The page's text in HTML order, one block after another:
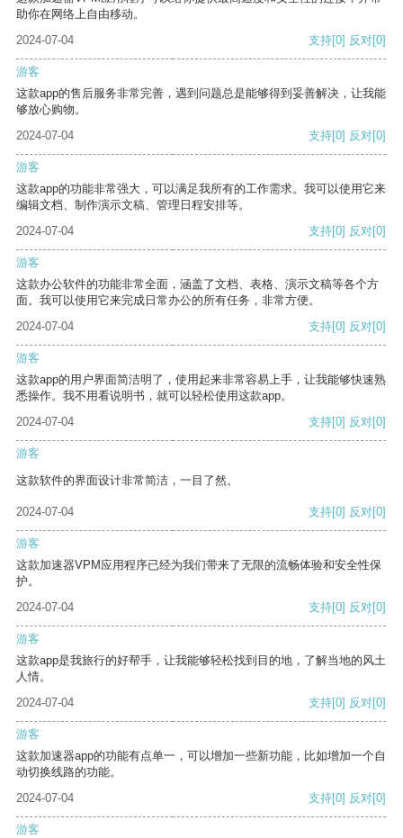
助你在网络上自由移动。
2024-07-04
支持[0] 反对[0]
游客
这款app的售后服务非常完善，遇到问题总是能够得到妥善解决，让我能
够放心购物。
2024-07-04
支持[0] 反对[0]
游客
这款app的功能非常强大，可以满足我所有的工作需求。我可以使用它来
编辑文档、制作演示文稿、管理日程安排等。
2024-07-04
支持[0] 反对[0]
游客
这款办公软件的功能非常全面，涵盖了文档、表格、演示文稿等各个方
面。我可以使用它来完成日常办公的所有任务，非常方便。
2024-07-04
支持[0] 反对[0]
游客
这款app的用户界面简洁明了，使用起来非常容易上手，让我能够快速熟
悉操作。我不用看说明书，就可以轻松使用这款app。
2024-07-04
支持[0] 反对[0]
游客
这款软件的界面设计非常简洁，一目了然。
2024-07-04 支持[0] 反对[0]
游客
这款加速器VPM应用程序已经为我们带来了无限的流畅体验和安全性保
护。
2024-07-04
支持[0] 反对[0]
游客
这款app是我旅行的好帮手，让我能够轻松找到目的地，了解当地的风土
人情。
2024-07-04
支持[0] 反对[0]
游客
这款加速器app的功能有点单一，可以增加一些新功能，比如增加一个自
动切换线路的功能。
2024-07-04
支持[0] 反对[0]
游客